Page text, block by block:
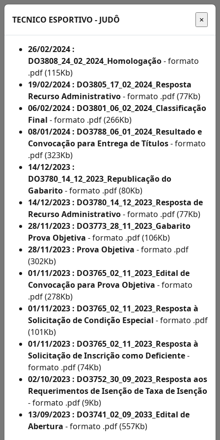
Início
Administração
Concursos
Concursos
Acompanhe
aqui
editais
Acesso
Informação
Solicitações
de
Condições
Especiais
e
Inscritos
Como
Deficientes
por
Ano
Inscritos
Como
Deficientes
por
Ano
Solicitação
TECNICO ESPORTIVO - JUDÔ
26/02/2024 :
DO3808_24_02_2024_Homologação- formato
.pdf (115Kb)
19/02/2024 : DO3805_17_02_2024_Resposta
Recurso Administrativo- formato .pdf (77Kb)
06/02/2024 : DO3801_06_02_2024_Classificação
Final - formato .pdf (266Kb)
08/01/2024 : DO3788_06_01_2024_Resultado e
Convocação para Entrega de Títulos- formato
.pdf (323Kb)
14/12/2023 :
DO3780_14_12_2023_Republicação do
Gabarito- formato .pdf (80Kb)
14/12/2023 : DO3780_14_12_2023_Resposta de
Recurso Administrativo- formato .pdf (77Kb)
28/11/2023 : DO3773_28_11_2023_Gabarito
Prova Objetiva - formato .pdf (106Kb)
28/11/2023 : Prova Objetiva - formato .pdf
(302Kb)
01/11/2023 : DO3765_02_11_2023_Edital de
Convocação para Prova Objetiva - formato
.pdf (278Kb)
01/11/2023 : DO3765_02_11_2023_Resposta à
Solicitação de Condição Especial - formato .pdf
(101Kb)
01/11/2023 : DO3765_02_11_2023_Resposta à
Solicitação de Inscrição como Deficiente-
formato .pdf (74Kb)
02/10/2023 : DO3752_30_09_2023_Resposta aos
Requerimentos de Isenção de Taxa de Isenção
- formato .pdf (9Kb)
13/09/2023 : DO3741_02_09_2033_Edital de
Abertura - formato .pdf (557Kb)